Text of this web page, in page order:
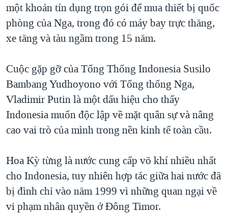
KINH TẾ
KHOA HỌC
SỨC KHOẺ
THỂ THAO
GIÁO DỤC
NGÀY TỊ NẠN THẾ GIỚI
GROUND ZERO – XƯA VÀ NAY
CHI PHÍ CHIẾN TRANH AFGHANISTAN
CÁC GIÁ TRỊ CỘNG HÒA Ở VIỆT NAM
THƯỢNG ĐỈNH TRUMP-KIM TẠI VIỆT NAM
NGƯ DÂN VIỆT VÀ LÀN SÓNG TRỘM HẢI SÂM
BÊN KIA QUỐC LỘ: TIẾNG VỌNG TỪ NÔNG THÔN MỸ
MẠNG XÃ HỘI
Ngôn ngữ khác
một khoản tín dụng trọn gói để mua thiết bị quốc
phòng của Nga, trong đó có máy bay trực thăng,
xe tăng và tàu ngầm trong 15 năm.
Cuộc gặp gỡ của Tổng Thống Indonesia Susilo
Bambang Yudhoyono với Tổng thống Nga,
Vladimir Putin là một dấu hiệu cho thấy
Indonesia muốn độc lập về mặt quân sự và nâng
cao vai trò của mình trong nền kinh tế toàn cầu.
Hoa Kỳ từng là nước cung cấp võ khí nhiều nhất
cho Indonesia, tuy nhiên hợp tác giữa hai nước đã
bị đình chỉ vào năm 1999 vì những quan ngại về
vi phạm nhân quyền ở Đông Timor.